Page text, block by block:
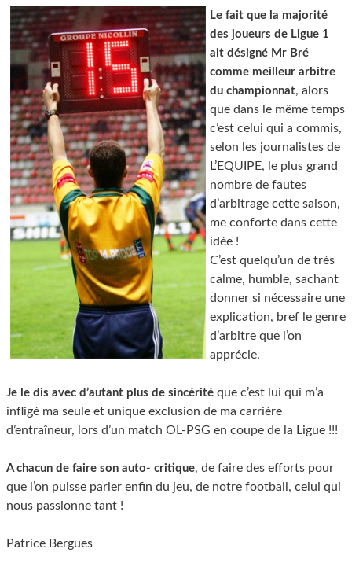
Le fait que la majorité
des joueurs de Ligue 1
ait désigné Mr Bré
comme meilleur arbitre
du championnat, alors
que dans le même temps
c’est celui qui a commis,
selon les journalistes de
L’EQUIPE, le plus grand
nombre de fautes
d’arbitrage cette saison,
me conforte dans cette
idée !
C’est quelqu’un de très
calme, humble, sachant
donner si nécessaire une
explication, bref le genre
d’arbitre que l’on
apprécie.
Je le dis avec d’autant plus de sincérité que c’est lui qui m’a
infligé ma seule et unique exclusion de ma carrière
d’entraîneur, lors d’un match OL-PSG en coupe de la Ligue !!!
A chacun de faire son auto- critique, de faire des efforts pour
que l’on puisse parler enfin du jeu, de notre football, celui qui
nous passionne tant !
Patrice Bergues